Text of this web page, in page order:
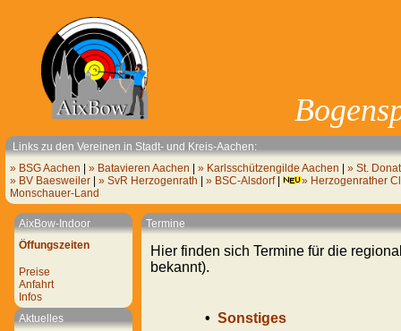
Links zu den Vereinen in Stadt- und Kreis-Aachen:
» BSG Aachen
» Batavieren Aachen » Karlsschützengilde Aachen
» St.
» BV Baesweiler
» SvR Herzogenrath » BSC-Alsdorf|
» Herzogenrather
Monschauer-Land
AixBow-Indoor
Öffungszeiten
Preise
Anfahrt
Infos
Aktuelles
Termine
Hier finden sich Termine für die
bekannt).
• Sonstiges